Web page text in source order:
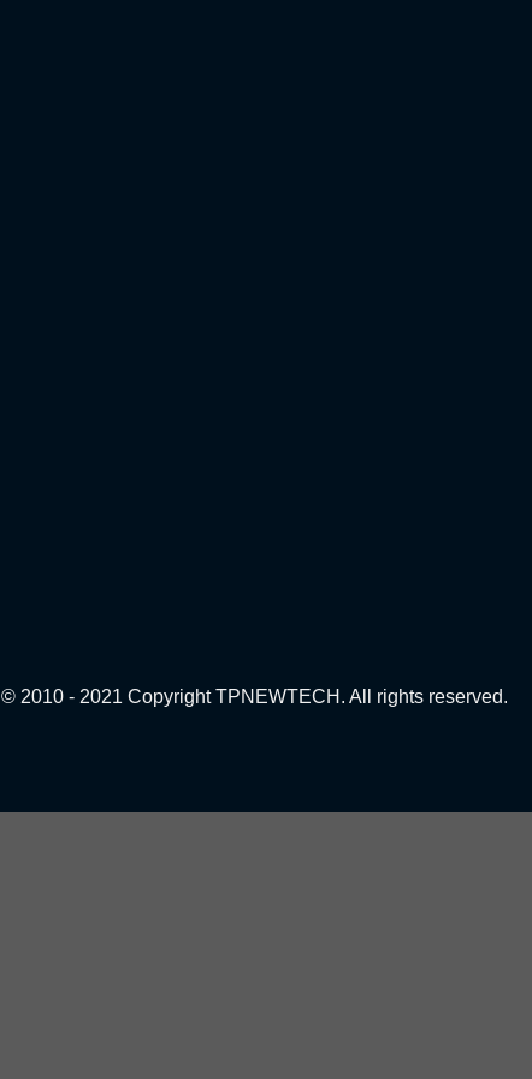
© 2010 - 2021 Copyright TPNEWTECH. All rights reserved.